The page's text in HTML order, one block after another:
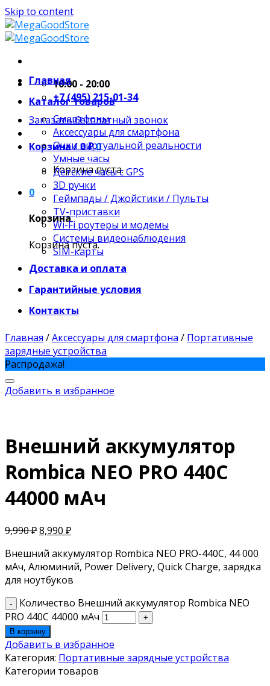
Skip to content
10:00 - 20:00
+7 (495) 215-01-34
Заказать бесплатный звонок
Корзина /0₽0
Корзина пуста.
0
Корзина
Корзина пуста.
Главная
Каталог товаров
Смартфоны
Аксессуары для смартфона
Очки виртуальной реальности
Умные часы
Детские часы с GPS
3D ручки
Геймпады / Джойстики / Пульты
TV-приставки
Wi-Fi роутеры и модемы
Системы видеонаблюдения
SIM-карты
Доставка и оплата
Гарантийные условия
Контакты
Главная /Аксессуары для смартфона / Портативные
зарядные устройства
Распродажа!
Добавить в избранное
Внешний аккумулятор
Rombica NEO PRO 440C
44000 мАч
9,990₽8,990 ₽
Внешний аккумулятор Rombica NEO PRO-440C, 44 000
мАч, Алюминий, Power Delivery, Quick Charge, зарядка
для ноутбуков
Количество Внешний аккумулятор Rombica NEO
PRO 440C 44000 мАч
В корзину
Добавить в избранное
Категория: Портативные зарядные устройства
Категории товаров